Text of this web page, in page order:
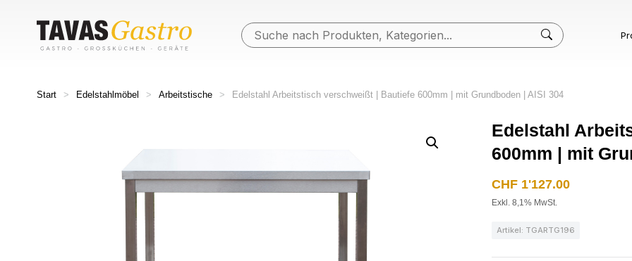
Start > Edelstahlmöbel > Arbeitstische > Edelstahl Arbeitstisch verschweißt | Bautiefe 600mm | mit Grundboden | AISI 304
Edelstahl
600mm | mit
CHF1'127.00
Exkl. 8,1% MwSt.
Artikel: TGARTG196